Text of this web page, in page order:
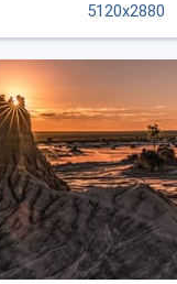
5120x2880